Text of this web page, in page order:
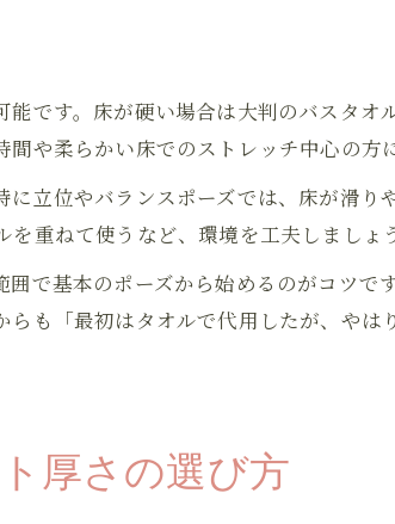
です。床が硬い場合は大判のバスタオ
や柔らかい床でのストレッチ中心の方
立位やバランスポーズでは、床が滑
重ねて使うなど、環境を工夫しましょう
で基本のポーズから始めるのがコツで
も「最初はタオルで代用したが、や
厚さの選び方